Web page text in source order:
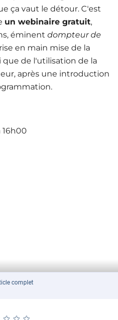
ça vaut le détour. C'est
un webinaire gratuit,
éminent dompteur de
en main mise de la
que de l'utilisation de la
après une introduction
16h00
complet